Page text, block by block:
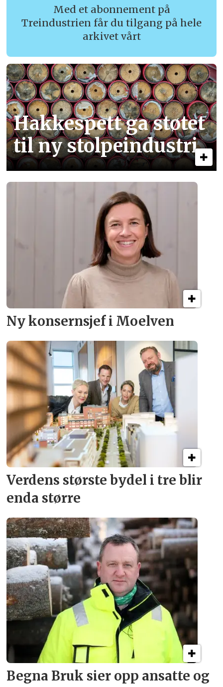
Med et abonnement på
Treindustrien får du tilgang på hele
arkivet vårt
Hakkespett ga støtet
til ny stolpe­industri
Ny konsern­sjef i Moelven
Verdens største bydel i tre blir
enda større
Begna Bruk sier opp ansatte og